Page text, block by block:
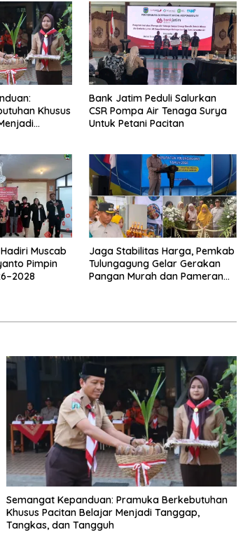
Khusus
Bank Jatim Peduli Salurkan
CSR Pompa Air Tenaga Surya
Untuk Petani Pacitan
Muscab
Pimpin
Jaga Stabilitas Harga, Pemkab
Tulungagung Gelar Gerakan
Pangan Murah dan Pameran
Semangat Kepanduan: Pramuka Berkebutuhan
Khusus Pacitan Belajar Menjadi Tanggap,
Tangkas, dan Tangguh